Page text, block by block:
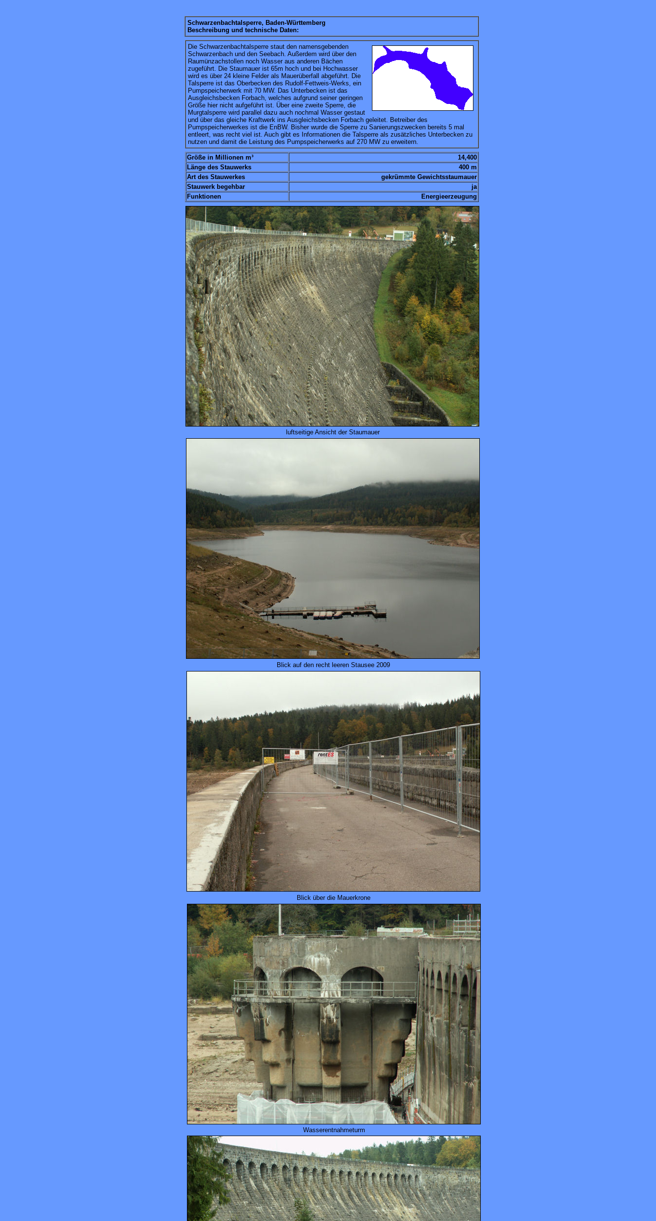
Schwarzenbachtalsperre, Baden-Württemberg
Beschreibung und technische Daten:
Die Schwarzenbachtalsperre staut den namensgebenden
Schwarzenbach und den Seebach. Außerdem wird über den
Raumünzachstollen noch Wasser aus anderen Bächen
zugeführt. Die Staumauer ist 65m hoch und bei Hochwasser
wird es über 24 kleine Felder als Mauerüberfall abgeführt. Die
Talsperre ist das Oberbecken des Rudolf-Fettweis-Werks, ein
Pumpspeicherwerk mit 70 MW. Das Unterbecken ist das
Ausgleichsbecken Forbach, welches aufgrund seiner geringen
Größe hier nicht aufgeführt ist. Über eine zweite Sperre, die
Murgtalsperre wird parallel dazu auch nochmal Wasser gestaut
und über das gleiche Kraftwerk ins Ausgleichsbecken Forbach geleitet. Betreiber des
Pumpspeicherwerkes ist die EnBW. Bisher wurde die Sperre zu Sanierungszwecken bereits 5 mal
entleert, was recht viel ist. Auch gibt es Informationen die Talsperre als zusätzliches Unterbecken zu
nutzen und damit die Leistung des Pumpspeicherwerks auf 270 MW zu erweitern.
Größe in Millionen m³
14,400
Länge des Stauwerks
400 m
Art des Stauwerkes
gekrümmte Gewichtsstaumauer
Stauwerk begehbar
ja
Funktionen
Energieerzeugung
luftseitige Ansicht der Staumauer
Blick auf den recht leeren Stausee 2009
Blick über die Mauerkrone
Wasserentnahmeturm